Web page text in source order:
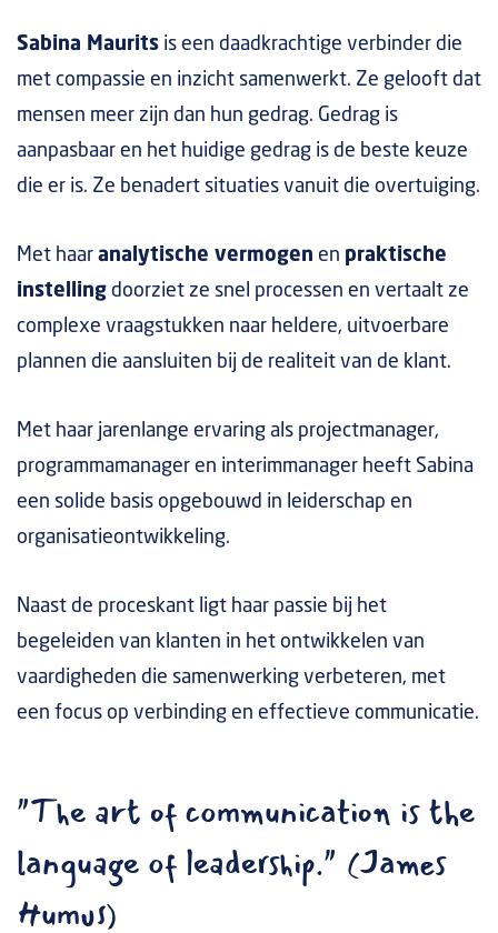
Sabina Maurits is een daadkrachtige verbinder die
met compassie en inzicht samenwerkt. Ze gelooft dat
mensen meer zijn dan hun gedrag. Gedrag is
aanpasbaar en het huidige gedrag is de beste keuze
die er is. Ze benadert situaties vanuit die overtuiging.
Met haar analytische vermogen en praktische
instelling doorziet ze snel processen en vertaalt ze
complexe vraagstukken naar heldere, uitvoerbare
plannen die aansluiten bij de realiteit van de klant.
Met haar jarenlange ervaring als projectmanager,
programmamanager en interimmanager heeft Sabina
een solide basis opgebouwd in leiderschap en
organisatieontwikkeling.
Naast de proceskant ligt haar passie bij het
begeleiden van klanten in het ontwikkelen van
vaardigheden die samenwerking verbeteren, met
een focus op verbinding en effectieve communicatie.
"The art of communication is the
language of leadership." (James
Humus)